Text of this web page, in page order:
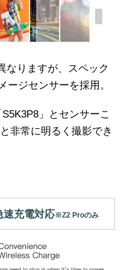
なりますが、スペック
ージセンサーを採用。
」とセンサーこ
非常に明るく撮影でき
速充電対応※Z2 Proのみ